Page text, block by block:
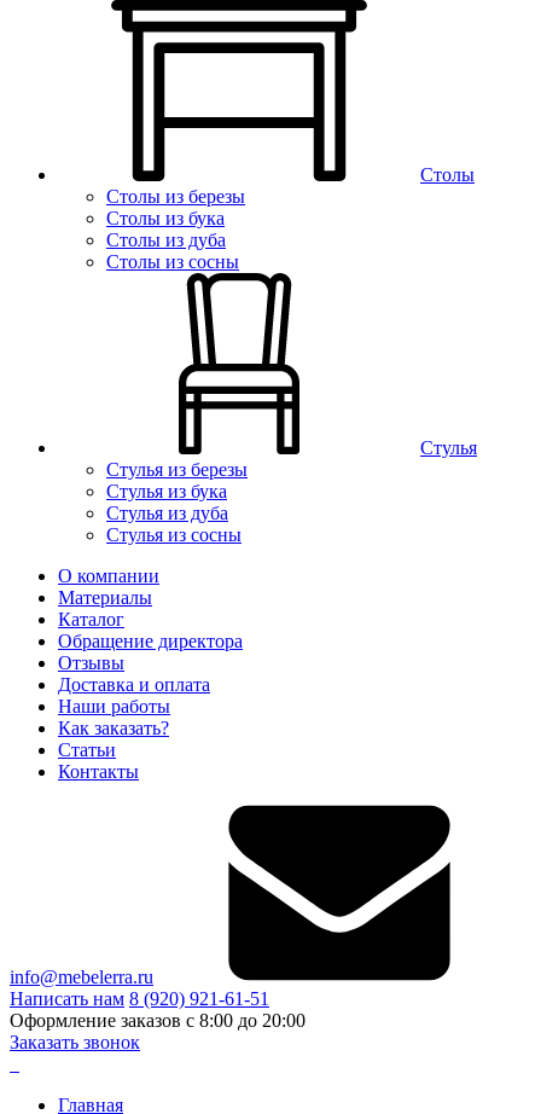
Столы
Столы из березы
Столы из бука
Столы из дуба
Столы из сосны
Стулья
Стулья из березы
Стулья из бука
Стулья из дуба
Стулья из сосны
О компании
Материалы
Каталог
Обращение директора
Отзывы
Доставка и оплата
Наши работы
Как заказать?
Статьи
Контакты
info@mebelerra.ru
Написать нам 8 (920) 921-61-51
Оформление заказов с 8:00 до 20:00
Заказать звонок
Главная